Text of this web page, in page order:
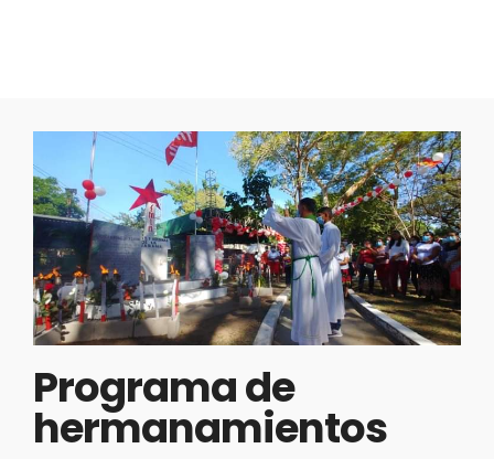
Programa de
hermanamientos